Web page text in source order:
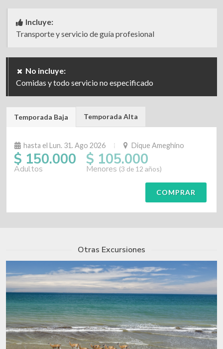
Incluye:
Transporte y servicio de guía profesional
No incluye:
Comidas y todo servicio no especificado
Temporada Baja Temporada Alta
hasta el Lun. 31. Ago 2026 Dique Ameghino
$ 150.000
Adultos
$ 105.000
Menores (3 de 12 años)
COMPRAR
Otras Excursiones